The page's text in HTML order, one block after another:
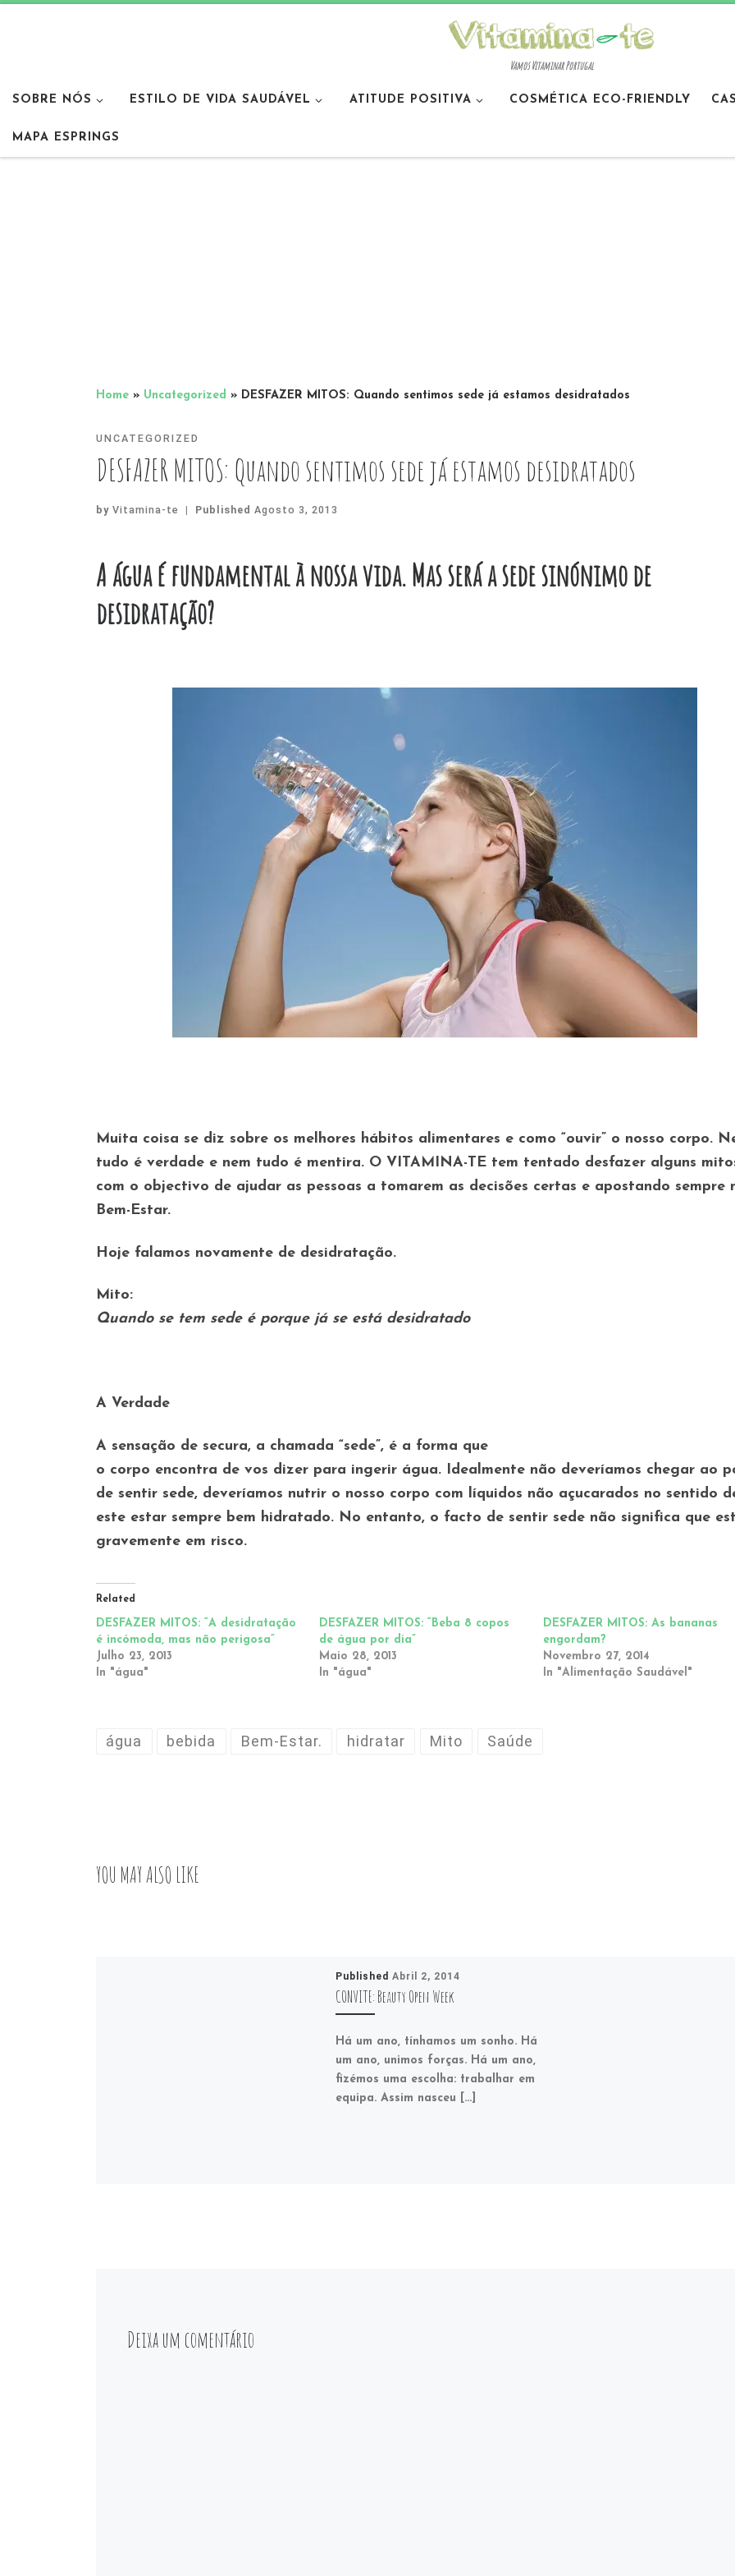
Vamos Vitaminar Portugal
SOBRE NÓS ESTILO DE VIDA SAUDÁVEL ATITUDE POSITIVA COSMÉTICA ECO-FRIENDLY
MAPA ESPRINGS
Home » Uncategorized » DESFAZER MITOS: Quando sentimos sede já estamos desidratados
UNCATEGORIZED
DESFAZER MITOS: Quando sentimos sede já estamos desidratados
by Vitamina-te | Published Agosto 3, 2013
A água é fundamental à nossa vida. Mas será a sede sinónimo de
desidratação?
Muita coisa se diz sobre os melhores hábitos alimentares e como “ouvir” o nosso corpo.
tudo é verdade e nem tudo é mentira. O VITAMINA-TE tem tentado desfazer alguns
com o objectivo de ajudar as pessoas a tomarem as decisões certas e apostando sempre
Bem-Estar.
Hoje falamos novamente de desidratação.
Mito:
Quando se tem sede é porque já se está desidratado
A Verdade
A sensação de secura, a chamada “sede”, é a forma que
o corpo encontra de vos dizer para ingerir água. Idealmente não deveríamos chegar ao
de sentir sede, deveríamos nutrir o nosso corpo com líquidos não açucarados no sentido
este estar sempre bem hidratado. No entanto, o facto de sentir sede não significa que
gravemente em risco.
Related
DESFAZER MITOS: “A desidratação
é incómoda, mas não perigosa”
Julho 23, 2013
In "água"
DESFAZER MITOS: “Beba 8 copos
de água por dia”
Maio 28, 2013
In "água"
DESFAZER MITOS: As bananas
engordam?
Novembro 27, 2014
In "Alimentação Saudável"
água bebida Bem-Estar. hidratar Mito Saúde
YOU MAY ALSO LIKE
Published Abril 2, 2014
CONVITE: Beauty Open Week
Há um ano, tínhamos um sonho. Há
um ano, unimos forças. Há um ano,
fizémos uma escolha: trabalhar em
equipa. Assim nasceu […]
Deixa um comentário